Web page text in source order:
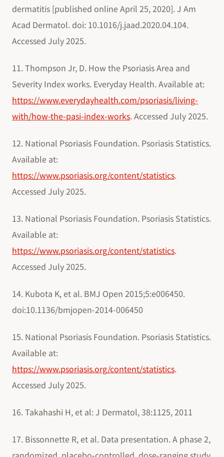
dermatitis [published online April 25, 2020]. J Am
Acad Dermatol. doi: 10.1016/j.jaad.2020.04.104.
Accessed July 2025.
11. Thompson Jr, D. How the Psoriasis Area and
Severity Index works. Everyday Health. Available at:
https://www.everydayhealth.com/psoriasis/living-
with/how-the-pasi-index-works. Accessed July 2025.
12. National Psoriasis Foundation. Psoriasis Statistics.
Available at:
https://www.psoriasis.org/content/statistics.
Accessed July 2025.
13. National Psoriasis Foundation. Psoriasis Statistics.
Available at:
https://www.psoriasis.org/content/statistics.
Accessed July 2025.
14. Kubota K, et al. BMJ Open 2015;5:e006450.
doi:10.1136/bmjopen-2014-006450
15. National Psoriasis Foundation. Psoriasis Statistics.
Available at:
https://www.psoriasis.org/content/statistics.
Accessed July 2025.
16. Takahashi H, et al: J Dermatol, 38:1125, 2011
17. Bissonnette R, et al. Data presentation. A phase 2,